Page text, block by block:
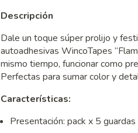
Descripción
Dale un toque súper prolijo y
autoadhesivas WincoTapes
mismo tiempo, funcionar como
Perfectas para sumar color y
Características:
Presentación: pack x 5